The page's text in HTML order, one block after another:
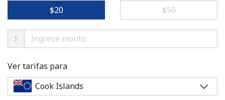
⁦$20⁩ ⁦$50⁩
$
Ver tarifas para